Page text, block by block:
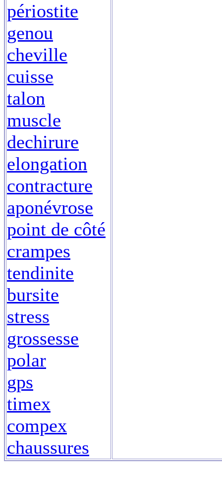
périostite
genou
cheville
cuisse
talon
muscle
dechirure
elongation
contracture
aponévrose
point de côté
crampes
tendinite
bursite
stress
grossesse
polar
gps
timex
compex
chaussures